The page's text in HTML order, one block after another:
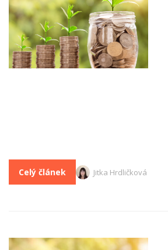
Celý článek Jitka Hrdličková